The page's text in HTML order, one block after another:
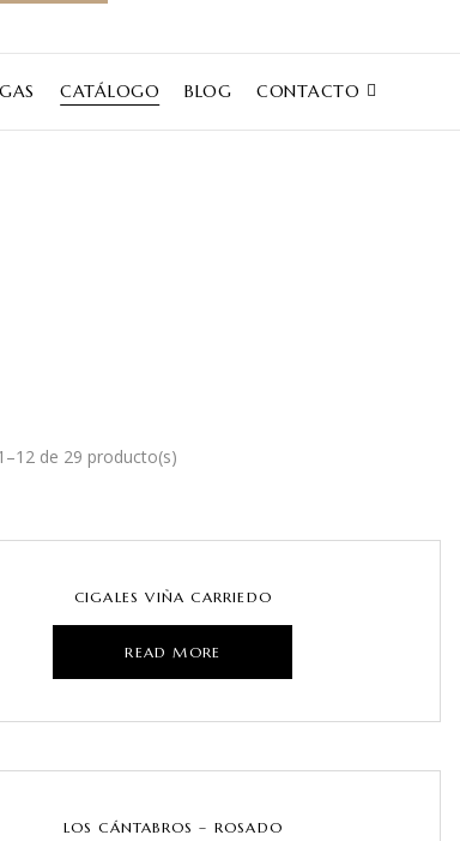
CATÁLOGO BLOG CONTACTO
de 29 producto(s)
CIGALES VIÑA CARRIEDO
READ MORE
LOS CÁNTABROS – ROSADO